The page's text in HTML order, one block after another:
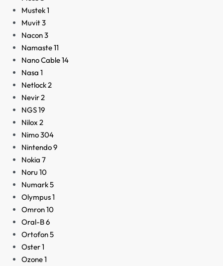
Mustek1
Muvit3
Nacon3
Namaste11
Nano Cable14
Nasa 1
Netlock2
Nevir2
NGS19
Nilox 2
Nimo304
Nintendo9
Nokia 7
Noru 10
Numark5
Olympus1
Omron10
Oral-B6
Ortofon5
Oster1
Ozone1